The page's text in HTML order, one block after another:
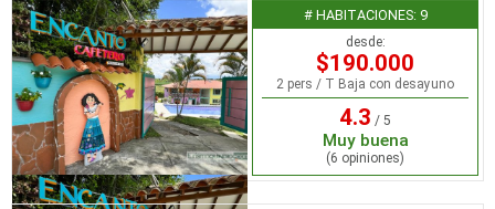
# HABITACIONES: 9
desde:
$190.000
2 pers / T Baja con desayuno
4.3 / 5
Muy buena
(6 opiniones)